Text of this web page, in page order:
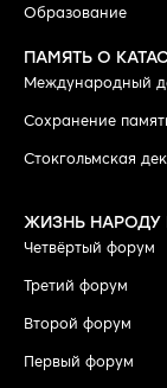
Образование
ПАМЯТЬ О
Международный
Сохранение
Стокгольмская
ЖИЗНЬ НАРОДУ
Четвёртый форум
Третий форум
Второй форум
Первый форум